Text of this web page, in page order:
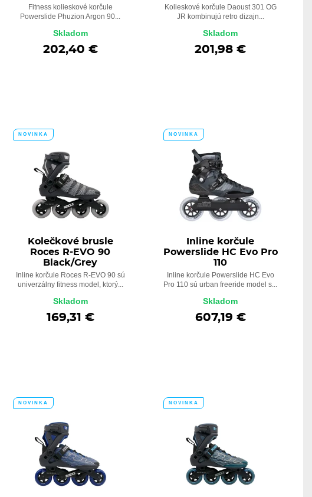
Fitness kolieskové korčule
Powerslide Phuzion Argon 90...
Skladom
202,40 €
Kolieskové korčule Daoust 301 OG
JR kombinujú retro dizajn...
Skladom
201,98 €
NOVINKA
Kolečkové brusle
Roces R-EVO 90
Black/Grey
Inline korčule Roces R-EVO 90 sú
univerzálny fitness model, ktorý...
Skladom
169,31 €
NOVINKA
Inline korčule
Powerslide HC Evo Pro
110
Inline korčule Powerslide HC Evo
Pro 110 sú urban freeride model s...
Skladom
607,19 €
NOVINKA NOVINKA